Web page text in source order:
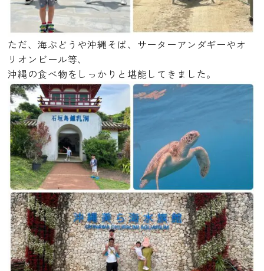
ただ、海ぶどうや沖縄そば、サーターアンダギーやオ
リオンビール等、
沖縄の食べ物をしっかりと堪能してきました。